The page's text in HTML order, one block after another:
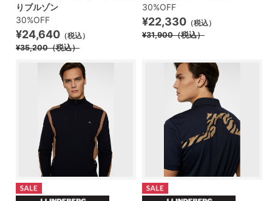
りブルゾン
30%OFF
¥24,640 （税込）
¥35,200（税込）
30%OFF
¥22,330 （税込）
¥31,900（税込）